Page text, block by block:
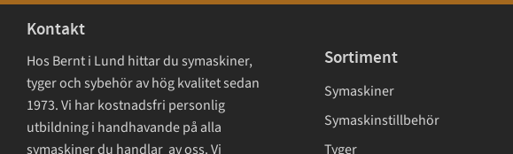
Kontakt
Hos Bernt i Lund hittar du symaskiner,
tyger och sybehör av hög kvalitet sedan
1973. Vi har kostnadsfri personlig
utbildning i handhavande på alla
symaskiner du handlar av oss. Vi
Sortiment
Symaskiner
Symaskinstillbehör
Tyger